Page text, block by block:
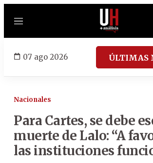
Menú
07 ago 2026 ÚLTIMAS
Nacionales
Para Cartes, se debe
muerte de Lalo: “A
las instituciones